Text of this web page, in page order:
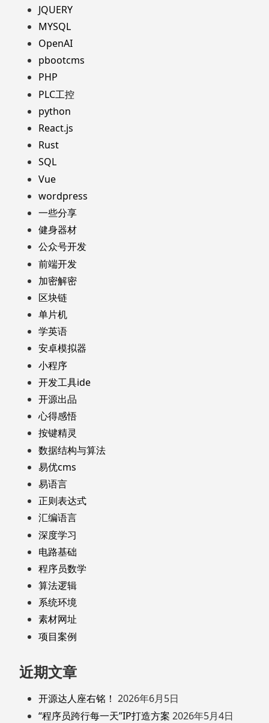
JQUERY
MYSQL
OpenAI
pbootcms
PHP
PLC工控
python
React.js
Rust
SQL
Vue
wordpress
一些分享
健身器材
公众号开发
前端开发
加密解密
区块链
单片机
学英语
安卓模拟器
小程序
开发工具ide
开源出品
心得感悟
按键精灵
数据结构与算法
易优cms
易语言
正则表达式
汇编语言
深度学习
电路基础
程序员数学
算法逻辑
系统环境
素材网址
项目案例
近期文章
开源达人座右铭！ 2026年6月5日
“程序员跨行每一天”IP打造方案 2026年5月4日